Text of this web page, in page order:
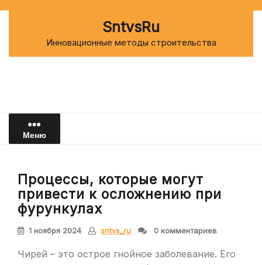
SntvsRu
Инновационные методы строительства
Меню
Процессы, которые могут
привести к осложнению при
фурункулах
1 ноября 2024 sntvs_ru 0 комментариев
Чирей – это острое гнойное заболевание. Его